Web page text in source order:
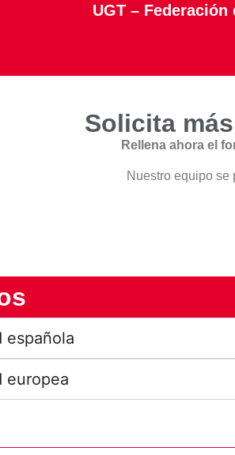
UGT –
Solicita
Rellena ahora el
Nuestro equipo se
española
europea